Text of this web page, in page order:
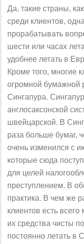
Да, такие страны,
среди клиентов,
прорабатывать
шести или часах
удобнее летать в
Кроме того, многие
огромной бумажной
Сингапура.
англосаксонской
швейцарской. В
раза больше бумаг,
очень изменился с
которые сюда
для целей
преступлением. В
практика. В чем же
клиентов есть
их средства чисты
постоянно летать в